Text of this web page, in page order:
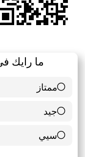
ما رايك
ممتاز
6 ( 85.71 % )
جيد
0 ( 0 % )
سيي
1 ( 14.29 % )